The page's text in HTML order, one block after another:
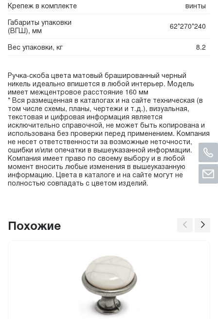
Крепеж в комплекте
винты
Габариты упаковки
(ВГШ), мм
62*270*240
Вес упаковки, кг 8.2
Ручка-скоба цвета матовый брашированный черный
никель идеально впишется в любой интерьер. Модель
имеет межцентровое расстояние 160 мм
* Вся размещенная в каталогах и на сайте техническая (в
том числе схемы, планы, чертежи и т.д.), визуальная,
текстовая и цифровая информация является
исключительно справочной, не может быть копирована и
использована без проверки перед применением. Компания
не несет ответственности за возможные неточности,
ошибки и/или опечатки в вышеуказанной информации.
Компания имеет право по своему выбору и в любой
момент вносить любые изменения в вышеуказанную
информацию. Цвета в каталоге и на сайте могут не
полностью совпадать с цветом изделий.
Похожие